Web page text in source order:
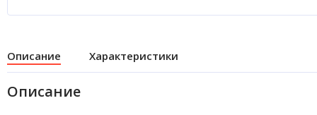
Описание Характеристики
Описание